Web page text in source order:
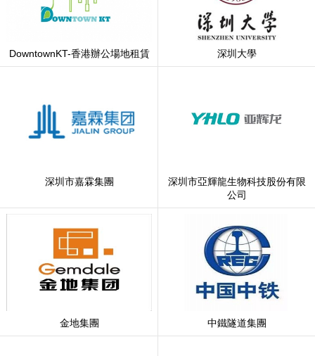
DowntownKT-香港辦公場地租賃 深圳大學
深圳市嘉霖集團
深圳市亞輝龍生物科技股份有限
公司
金地集團 中鐵隧道集團